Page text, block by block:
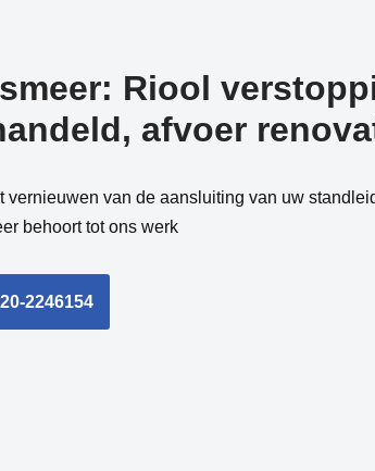
Riool
afvoer
vernieuwen van de aansluiting van uw
behoort tot ons werk
2246154